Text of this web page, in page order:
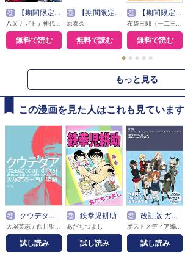
巻 【期間限定無料】外れスキル【無限再生】が覚醒して世界最強になった ～最強の力を手にした俺は、敵対するその全てを蹂躙する～
無料で読む
巻 【期間限定 無料お試し版】キングダム
原泰久
無料で読む
巻 【期間限定 無料お試し版】異世界領地改革～土魔法で始める公共事業～
無料で読む
● ● ● ● ●
もっと見る
この漫画を見た人はこれも見ています
巻 クウデタア＜完全版＞
試し読み
巻 鉄拳児耕助
あだちつよし
試し読み
巻 改訂版 ガールズ＆パンツァー エンサイクロペディア
試し読み